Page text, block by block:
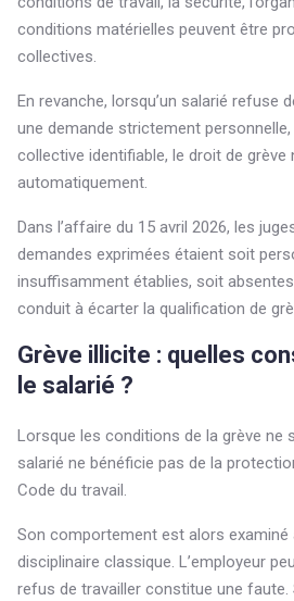
conditions matérielles peuvent être
collectives.
En revanche, lorsqu’un salarié refuse
une demande strictement
collective identifiable, le droit de grève
automatiquement.
Dans l’affaire du 15 avril 2026, les
demandes exprimées étaient soit
insuffisamment établies, soit
conduit à écarter la qualification de
Grève illicite : quelles
le salarié ?
Lorsque les conditions de la grève ne
salarié ne bénéficie pas de la
Code du travail.
Son comportement est alors examiné
disciplinaire classique. L’employeur
refus de travailler constitue une